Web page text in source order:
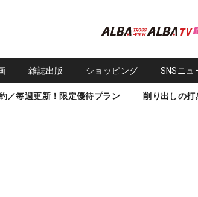
雑誌出版 ショッピング SNSニュ
／毎週更新！限定優待プラン 削り出しの